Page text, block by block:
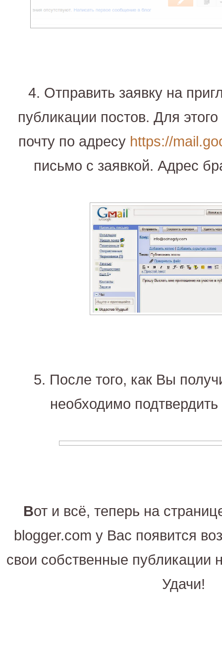
4. Отправить заявку на
публикации постов. Для
почту по адресу https://
письмо с заявкой. Адрес
5. После того, как Вы
необходимо подтвердить
Вот и всё, теперь на
blogger.com у Вас появится
свои собственные публикации
Удачи!